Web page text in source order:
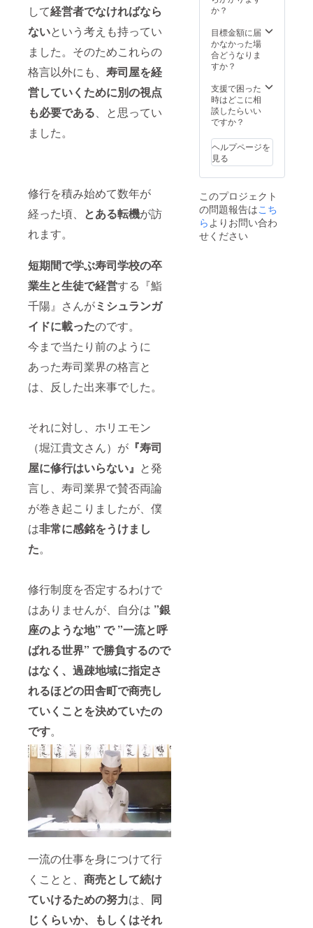
して経営者でなければなら
ないという考えも持ってい
ました。そのためこれらの
格言以外にも、 寿司屋を経
営していくために別の視点
も必要である、と思ってい
ました。
修行を積み始めて数年が
経った頃、 とある転機が訪
れます。
短期間で学ぶ寿司学校の卒
業生と生徒で経営する『鮨
千陽』さんがミシュランガ
イドに載ったのです。
今まで当たり前のように
あった寿司業界の格言と
は、反した出来事でした。
それに対し、ホリエモン
（堀江貴文さん）が 『寿司
屋に修行はいらない』 と発
言し、寿司業界で賛否両論
が巻き起こりましたが、僕
は非常に感銘をうけまし
た。
修行制度を否定するわけで
はありませんが、自分は ”銀
座のような地” で ”一流と呼
ばれる世界” で勝負するので
はなく、過疎地域に指定さ
れるほどの田舎町で商売し
ていくことを決めていたの
です。
一流の仕事を身につけて行
くことと、 商売として続け
ていけるための努力は、 同
じくらいか、もしくはそれ
か？
目標金額に届
かなかった場
合どうなりま
すか？
支援で困った
時はどこに相
談したらいい
ですか？
ヘルプページを
見る
このプロジェクト
の問題報告はこち
らよりお問い合わ
せください